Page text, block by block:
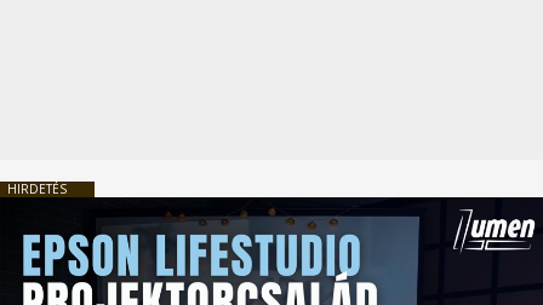
HIRDETÉS